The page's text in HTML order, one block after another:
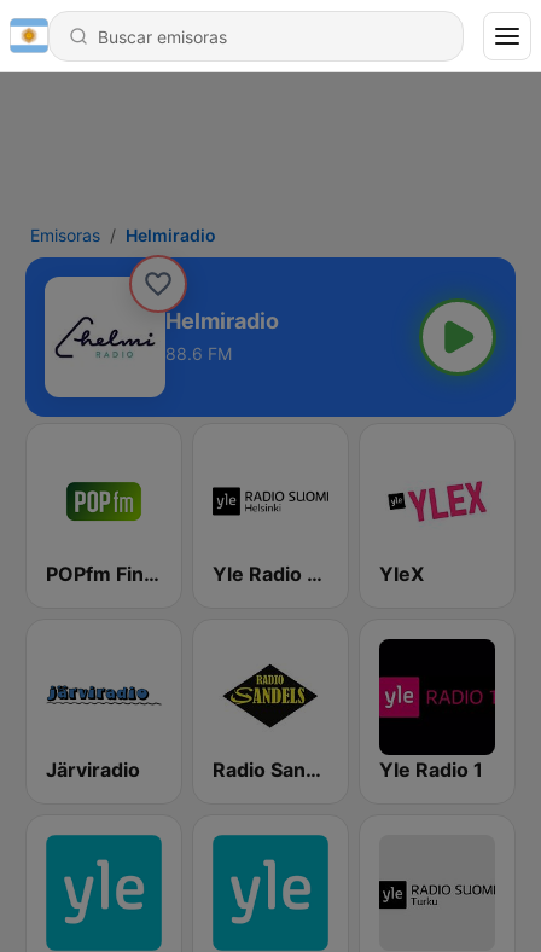
Emisoras Helmiradio
Helmiradio
88.6 FM
POPfm Finland Yle Radio Suomi Helsinki YleX
Järviradio Radio Sandels Yle Radio 1